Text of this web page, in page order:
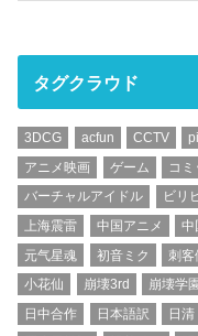
タグクラウド
3DCG acfun CCTV
アニメ映画
ゲーム コミ
バーチャルアイドル
ビリ
上海震雷
中国アニメ 中
元气星魂
初音ミク 刺客
小花仙
崩壊3rd 崩壊学園
日中合作
日本語訳 日清